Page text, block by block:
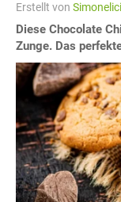
Erstellt von
Diese Chocolate
Zunge. Das